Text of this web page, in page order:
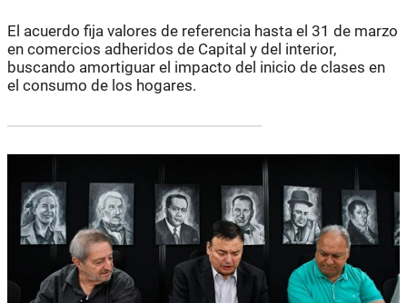
El acuerdo fija valores de referencia hasta el 31 de marzo
en comercios adheridos de Capital y del interior,
buscando amortiguar el impacto del inicio de clases en
el consumo de los hogares.